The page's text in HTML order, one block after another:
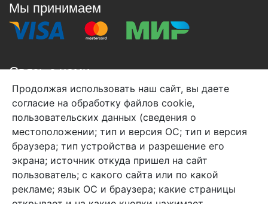
Мы принимаем
Связь с нами
+7 (495) 933-38-08
info@arben-textile.ru- оптовые продажи
Арбен текстиль г. Щелково, пер.
1-й Советский д.25, владение 2.
Продолжая использовать наш сайт, вы даете
согласие на обработку файлов cookie,
пользовательских данных (сведения о
местоположении; тип и версия ОС; тип и версия
браузера; тип устройства и разрешение его
экрана; источник откуда пришел на сайт
пользователь; с какого сайта или по какой
рекламе; язык ОС и браузера; какие страницы